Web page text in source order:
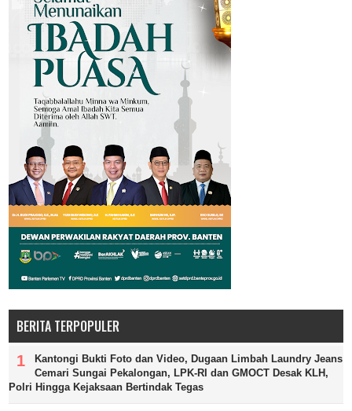
BERITA TERPOPULER
Kantongi Bukti Foto dan Video, Dugaan Limbah Laundry Jeans
Cemari Sungai Pekalongan, LPK-RI dan GMOCT Desak KLH,
Polri Hingga Kejaksaan Bertindak Tegas